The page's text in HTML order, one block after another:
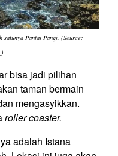
satunya Pantai Pangi. (Source:
bisa jadi pilihan
taman bermain
mengasyikkan.
roller coaster.
adalah Istana